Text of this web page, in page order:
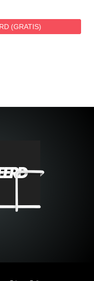
(GRATIS)